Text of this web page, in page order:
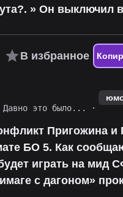
» Он выключил
В избранное
Давно это было...
·
Пригожина и
БО 5. Как
играть на мид
с дагоном»